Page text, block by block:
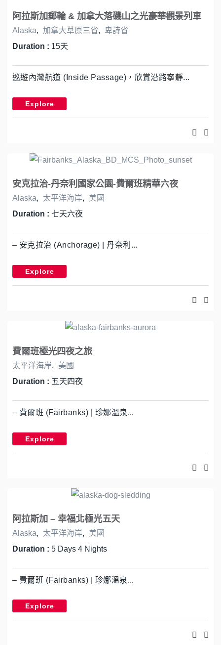
阿拉斯加郵輪 & 加拿大落磯山之光豪華觀景列車
Alaska, 加拿大草原三省,
卑詩省
Duration : 15天
巡遊內灣航道 (Inside Passage)，欣賞沿路寧靜...
Explore
安克拉治-丹奈利國家公園-費爾班精華六夜
Alaska, 太平洋海岸,
美國
Duration : 七天六夜
– 安克拉治 (Anchorage) | 丹奈利...
Explore
費爾班極光四夜之旅
太平洋海岸,
美國
Duration : 五天四夜
– 費爾班 (Fairbanks) | 珍娜溫泉...
Explore
阿拉斯加 – 幸福北極光五天
Alaska, 太平洋海岸,
美國
Duration : 5 Days 4 Nights
– 費爾班 (Fairbanks) | 珍娜溫泉...
Explore